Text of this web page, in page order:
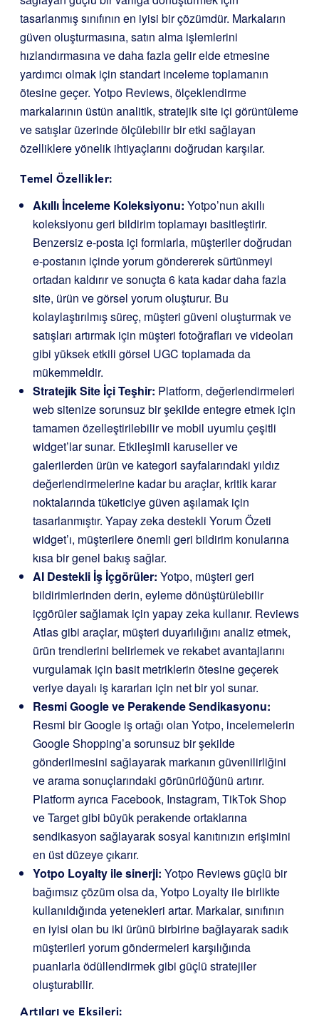
tasarlanmış sınıfının en iyisi bir çözümdür. Markaların
güven oluşturmasına, satın alma işlemlerini
hızlandırmasına ve daha fazla gelir elde etmesine
yardımcı olmak için standart inceleme toplamanın
ötesine geçer. Yotpo Reviews, ölçeklendirme
markalarının üstün analitik, stratejik site içi görüntüleme
ve satışlar üzerinde ölçülebilir bir etki sağlayan
özelliklere yönelik ihtiyaçlarını doğrudan karşılar.
Temel Özellikler:
Akıllı İnceleme Koleksiyonu: Yotpo’nun akıllı
koleksiyonu geri bildirim toplamayı basitleştirir.
Benzersiz e-posta içi formlarla, müşteriler doğrudan
e-postanın içinde yorum göndererek sürtünmeyi
ortadan kaldırır ve sonuçta 6 kata kadar daha fazla
site, ürün ve görsel yorum oluşturur. Bu
kolaylaştırılmış süreç, müşteri güveni oluşturmak ve
satışları artırmak için müşteri fotoğrafları ve videoları
gibi yüksek etkili görsel UGC toplamada da
mükemmeldir.
Stratejik Site İçi Teşhir: Platform, değerlendirmeleri
web sitenize sorunsuz bir şekilde entegre etmek için
tamamen özelleştirilebilir ve mobil uyumlu çeşitli
widget’lar sunar. Etkileşimli karuseller ve
galerilerden ürün ve kategori sayfalarındaki yıldız
değerlendirmelerine kadar bu araçlar, kritik karar
noktalarında tüketiciye güven aşılamak için
tasarlanmıştır. Yapay zeka destekli Yorum Özeti
widget’ı, müşterilere önemli geri bildirim konularına
kısa bir genel bakış sağlar.
AI Destekli İş İçgörüler: Yotpo, müşteri geri
bildirimlerinden derin, eyleme dönüştürülebilir
içgörüler sağlamak için yapay zeka kullanır. Reviews
Atlas gibi araçlar, müşteri duyarlılığını analiz etmek,
ürün trendlerini belirlemek ve rekabet avantajlarını
vurgulamak için basit metriklerin ötesine geçerek
veriye dayalı iş kararları için net bir yol sunar.
Resmi Google ve Perakende Sendikasyonu:
Resmi bir Google iş ortağı olan Yotpo, incelemelerin
Google Shopping’a sorunsuz bir şekilde
gönderilmesini sağlayarak markanın güvenilirliğini
ve arama sonuçlarındaki görünürlüğünü artırır.
Platform ayrıca Facebook, Instagram, TikTok Shop
ve Target gibi büyük perakende ortaklarına
sendikasyon sağlayarak sosyal kanıtınızın erişimini
en üst düzeye çıkarır.
Yotpo Loyalty ile sinerji: Yotpo Reviews güçlü bir
bağımsız çözüm olsa da, Yotpo Loyalty ile birlikte
kullanıldığında yetenekleri artar. Markalar, sınıfının
en iyisi olan bu iki ürünü birbirine bağlayarak sadık
müşterileri yorum göndermeleri karşılığında
puanlarla ödüllendirmek gibi güçlü stratejiler
oluşturabilir.
Artıları ve Eksileri: